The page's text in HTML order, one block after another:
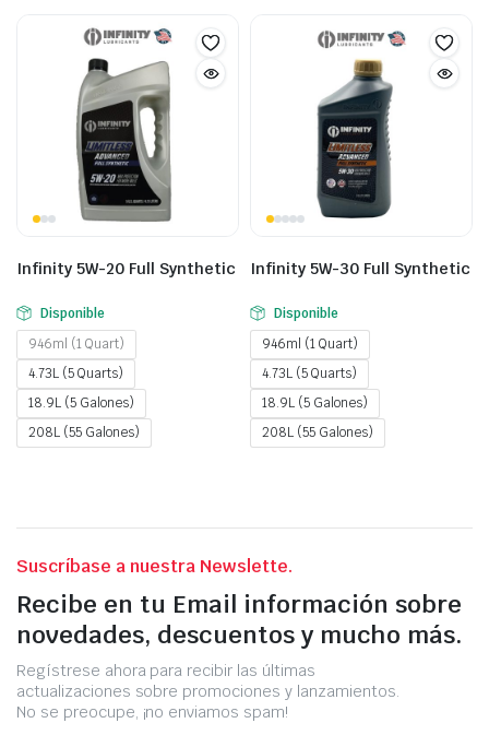
Infinity 5W-20 Full Synthetic
Disponible
946ml (1 Quart)
4.73L (5 Quarts)
18.9L (5 Galones)
208L (55 Galones)
Infinity 5W-30 Full Synthetic
Disponible
946ml (1 Quart)
4.73L (5 Quarts)
18.9L (5 Galones)
208L (55 Galones)
Suscríbase a nuestra Newslette.
Recibe en tu Email información sobre
novedades, descuentos y mucho más.
Regístrese ahora para recibir las últimas
actualizaciones sobre promociones y lanzamientos.
No se preocupe, ¡no enviamos spam!